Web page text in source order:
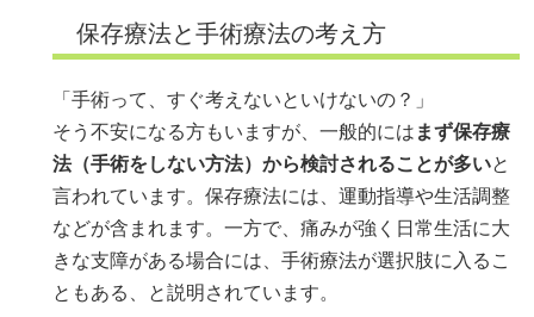
保存療法と手術療法の考え方
「手術って、すぐ考えないといけないの？」
そう不安になる方もいますが、一般的には まず保存療
法（手術をしない方法）から検討されることが多いと
言われています。保存療法には、運動指導や生活調整
などが含まれます。一方で、痛みが強く日常生活に大
きな支障がある場合には、手術療法が選択肢に入るこ
ともある、と説明されています。